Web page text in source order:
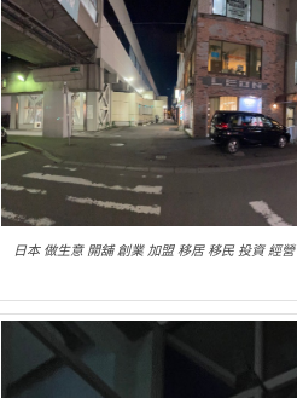
日本 做生意 開舖 創業 加盟 移居 移民 投資 經